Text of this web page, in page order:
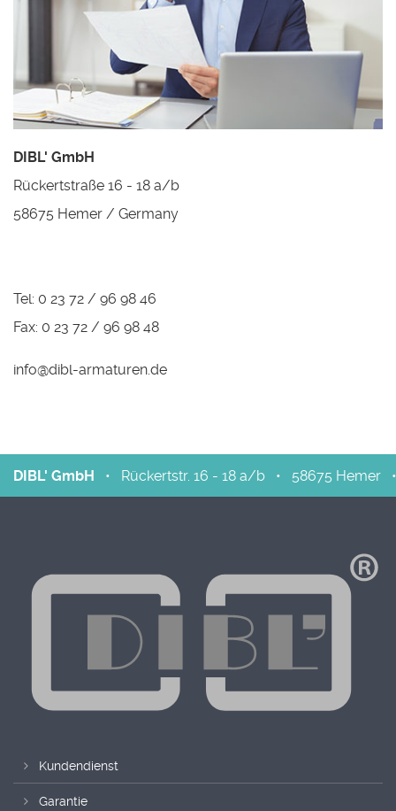
DIBL' GmbH
Rückertstraße 16 - 18 a/b
58675 Hemer / Germany
Tel: 0 23 72 / 96 98 46
Fax: 0 23 72 / 96 98 48
info@dibl-armaturen.de
DIBL' GmbH • Rückertstr. 16 - 18 a/b • 58675 Hemer
Kundendienst
Garantie